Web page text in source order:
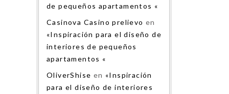
de pequeños apartamentos «
Casinova Casino prelievo en
«Inspiración para el diseño de
interiores de pequeños
apartamentos «
OliverShise en «Inspiración
para el diseño de interiores